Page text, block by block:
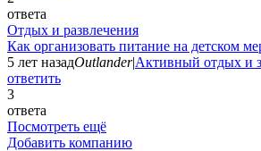
ответа
Отдых и развлечения
Как организовать питание на детском
5 лет назадOutlander|Активный отдых и
ответить
3
ответа
Посмотреть ещё
Добавить компанию